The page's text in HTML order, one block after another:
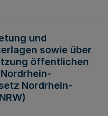
und
sowie über
öffentlichen
Nordrhein-